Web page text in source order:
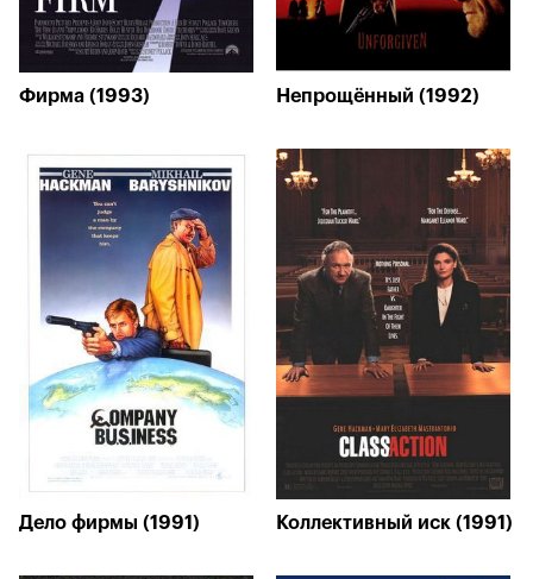
Фирма (1993) Непрощённый (1992)
Дело фирмы (1991) Коллективный иск (1991)